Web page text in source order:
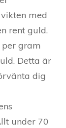
med
rent guld.
gram
Detta är
dig
under 70